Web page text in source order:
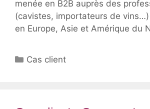
menée en B2B auprès des
(cavistes, importateurs de
en Europe, Asie et Amérique du
Catégories
Cas client